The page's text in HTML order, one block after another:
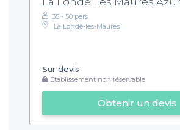
35 - 50 pers.
La Londe-les-Maures
Sur devis
Établissement non réservable
Obtenir un devis